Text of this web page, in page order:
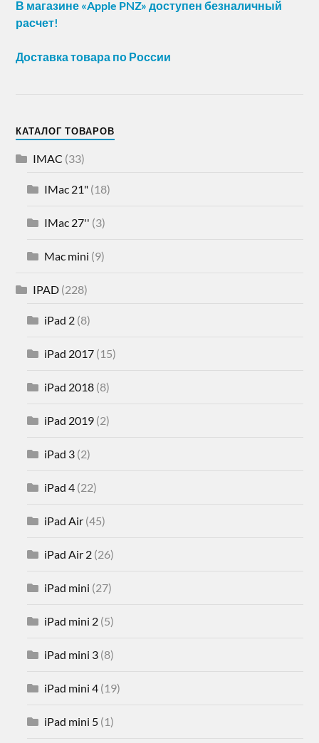
В магазине «Apple PNZ» доступен безналичный
расчет!
Доставка товара по России
КАТАЛОГ ТОВАРОВ
IMAC (33)
IMac 21" (18)
IMac 27'' (3)
Mac mini (9)
IPAD (228)
iPad 2 (8)
iPad 2017 (15)
iPad 2018 (8)
iPad 2019 (2)
iPad 3 (2)
iPad 4 (22)
iPad Air (45)
iPad Air 2 (26)
iPad mini (27)
iPad mini 2 (5)
iPad mini 3 (8)
iPad mini 4 (19)
iPad mini 5 (1)